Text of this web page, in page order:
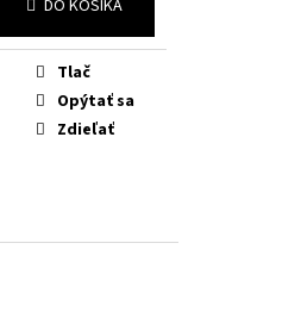
DO KOŠÍKA
Tlač
Opýtať sa
Zdieľať